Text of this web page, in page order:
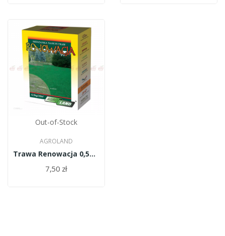
Out-of-Stock
AGROLAND
Trawa Renowacja 0,5kg/PL010/61/11334/34/A
7,50 zł